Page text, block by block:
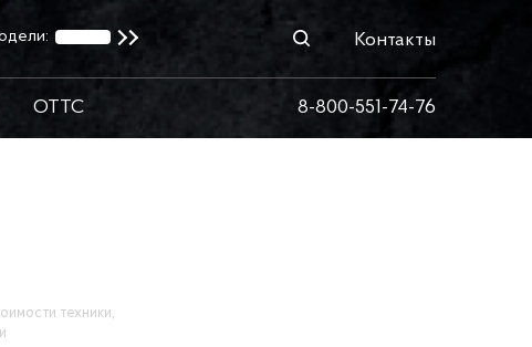
Контакты
ОТТС 8-800-551-74-76
техники,